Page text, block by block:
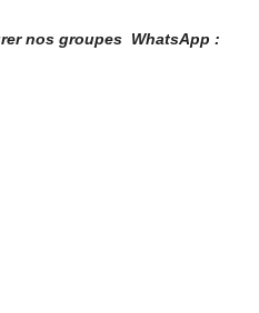
nos groupes WhatsApp :